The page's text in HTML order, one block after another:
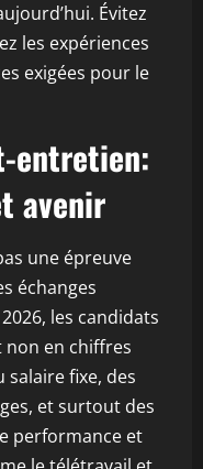
Évitez
les expériences
exigées pour le
entretien:
avenir
une épreuve
échanges
les candidats
non en chiffres
salaire fixe, des
et surtout des
performance et